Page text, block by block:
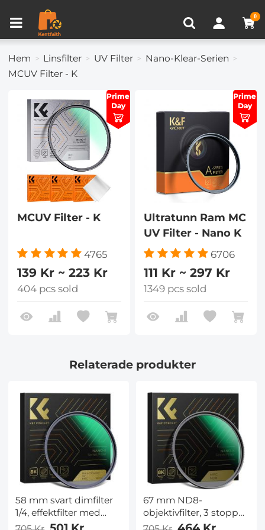
0
Hem Linsfilter UV Filter
Nano-Klear-Serien
MCUV Filter - K
Prime
Day
Prime
Day
MCUV Filter - K
4765
139 Kr ~ 223 Kr
404 pcs sold
Prime
Day
Prime
Day
Ultratunn Ram MC
UV Filter - Nano K
6706
111 Kr ~ 297 Kr
1349 pcs sold
Relaterade produkter
58 mm svart dimfilter
1/4, effektfilter med
speciell effekt,
67 mm ND8-
objektivfilter, 3 stopp
neutralt täthetfilter,